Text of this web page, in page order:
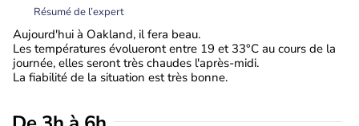
Résumé de l’expert
Aujourd'hui à Oakland, il fera beau.
Les températures évolueront entre 19 et 33°C au cours de la
journée, elles seront très chaudes l'après-midi.
La fiabilité de la situation est très bonne.